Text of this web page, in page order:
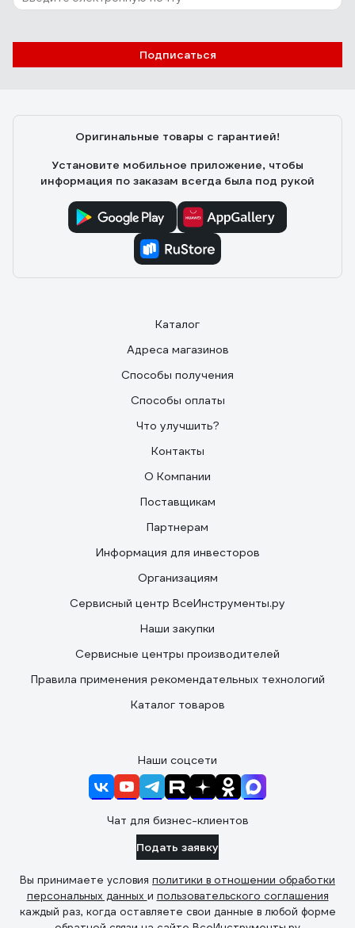
Подписаться
Оригинальные товары с гарантией!
Установите мобильное приложение, чтобы
информация по заказам всегда была под рукой
Каталог
Адреса магазинов
Способы получения
Способы оплаты
Что улучшить?
Контакты
О Компании
Поставщикам
Партнерам
Информация для инвесторов
Организациям
Сервисный центр ВсеИнструменты.ру
Наши закупки
Сервисные центры производителей
Правила применения рекомендательных технологий
Каталог товаров
Наши соцсети
Чат для бизнес-клиентов
Подать заявку
Вы принимаете условия политики в отношении обработки
персональных данных и пользовательского соглашения
каждый раз, когда оставляете свои данные в любой форме